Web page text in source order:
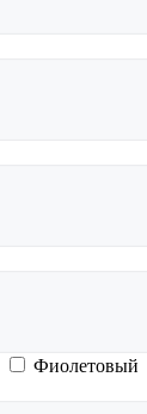
Фиолетовый